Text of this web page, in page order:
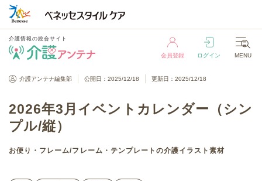
介護情報の総合サイト
会員登録 ログイン MENU
介護情報の総合サイト
介護アンテナ編集部 公開日：2025/12/18 更新日：2025/12/18
2026年3月イベントカレンダー（シン
プル/縦）
お便り・フレーム/フレーム・テンプレートの介護イラスト素材